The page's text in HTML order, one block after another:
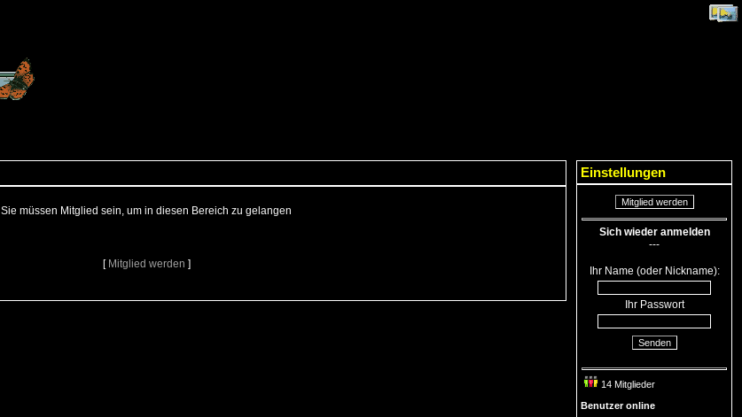
Sie müssen Mitglied sein, um in diesen Bereich zu gelangen
[ Mitglied werden ]
Einstellungen
Mitglied werden
Sich wieder anmelden
---
Ihr Name (oder Nickname):
Ihr Passwort
Senden
14 Mitglieder
Benutzer online